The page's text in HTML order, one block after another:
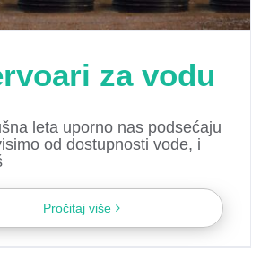
za vodu
leta uporno nas podsećaju
od dostupnosti vode, i
Pročitaj više